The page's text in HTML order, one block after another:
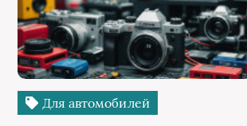
Для автомобилей